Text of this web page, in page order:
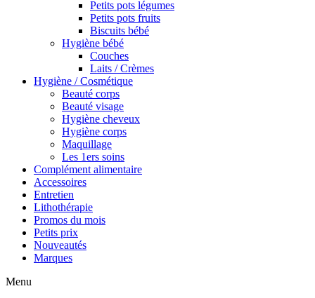
Petits pots légumes
Petits pots fruits
Biscuits bébé
Hygiène bébé
Couches
Laits / Crèmes
Hygiène / Cosmétique
Beauté corps
Beauté visage
Hygiène cheveux
Hygiène corps
Maquillage
Les 1ers soins
Complément alimentaire
Accessoires
Entretien
Lithothérapie
Promos du mois
Petits prix
Nouveautés
Marques
Menu